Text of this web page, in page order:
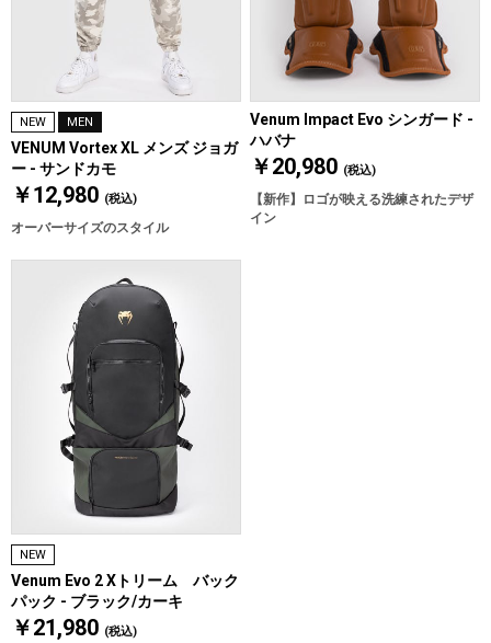
NEW MEN
VENUM Vortex XL メンズ ジョガ
ー - サンドカモ
￥12,980 (税込)
オーバーサイズのスタイル
Venum Impact Evo シンガード -
ハバナ
￥20,980 (税込)
【新作】ロゴが映える洗練されたデザ
イン
NEW
Venum Evo 2 Xトリーム バック
パック - ブラック/カーキ
￥21,980 (税込)